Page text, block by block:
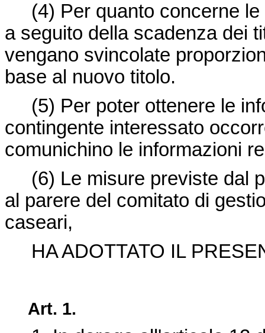
(4) Per quanto concerne
a seguito della scadenza dei
vengano svincolate
base al nuovo titolo.
(5) Per poter ottenere le
contingente interessato
comunichino le informazioni
(6) Le misure previste dal
al parere del comitato di
caseari,
HA ADOTTATO IL
Art. 1.